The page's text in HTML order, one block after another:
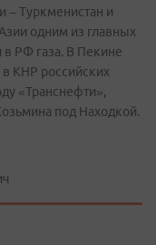
– Туркменистан и
одним из главных
в РФ газа. В Пекине
в КНР российских
«Транснефти»,
под Находкой.